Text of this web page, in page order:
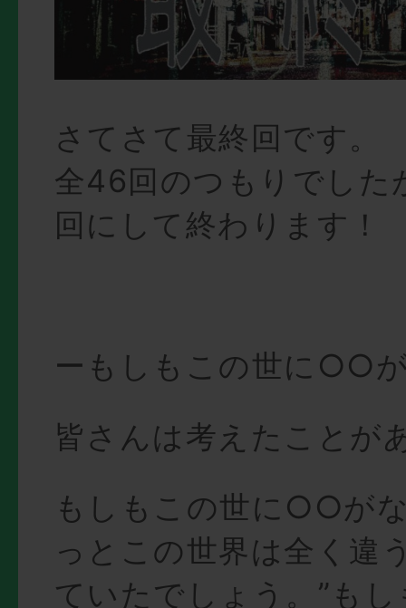
さてさて最終回です。
全46回のつもりでした
回にして終わります！
ーもしもこの世に○○
皆さんは考えたことが
もしもこの世に○○が
っとこの世界は全く違
ていたでしょう。”も